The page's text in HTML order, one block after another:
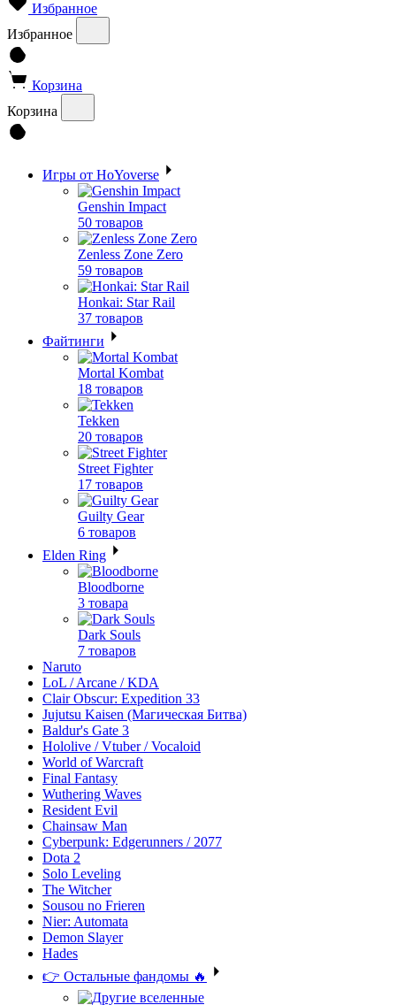
Избранное
Избранное
Корзина
Корзина
Игры от HoYoverse
Genshin Impact
50 товаров
Zenless Zone Zero
59 товаров
Honkai: Star Rail
37 товаров
Файтинги
Mortal Kombat
18 товаров
Tekken
20 товаров
Street Fighter
17 товаров
Guilty Gear
6 товаров
Elden Ring
Bloodborne
3 товара
Dark Souls
7 товаров
Naruto
LoL / Arcane / KDA
Clair Obscur: Expedition 33
Jujutsu Kaisen (Магическая Битва)
Baldur's Gate 3
Hololive / Vtuber / Vocaloid
World of Warcraft
Final Fantasy
Wuthering Waves
Resident Evil
Chainsaw Man
Cyberpunk: Edgerunners / 2077
Dota 2
Solo Leveling
The Witcher
Sousou no Frieren
Nier: Automata
Demon Slayer
Hades
👉 Остальные фандомы 🔥